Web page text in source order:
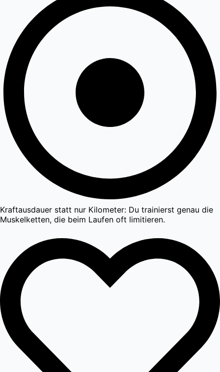
Kraftausdauer statt nur Kilometer: Du trainierst genau die
Muskelketten, die beim Laufen oft limitieren.